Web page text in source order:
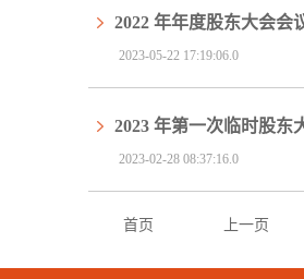
2022 年年度股东大会会
2023-05-22 17:19:06.0
2023 年第一次临时股东
2023-02-28 08:37:16.0
首页 上一页